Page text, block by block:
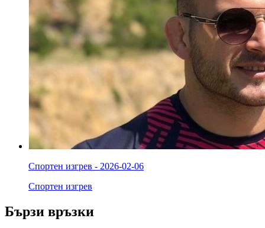
Спортен изгрев - 2026-02-06
Спортен изгрев
Бързи връзки